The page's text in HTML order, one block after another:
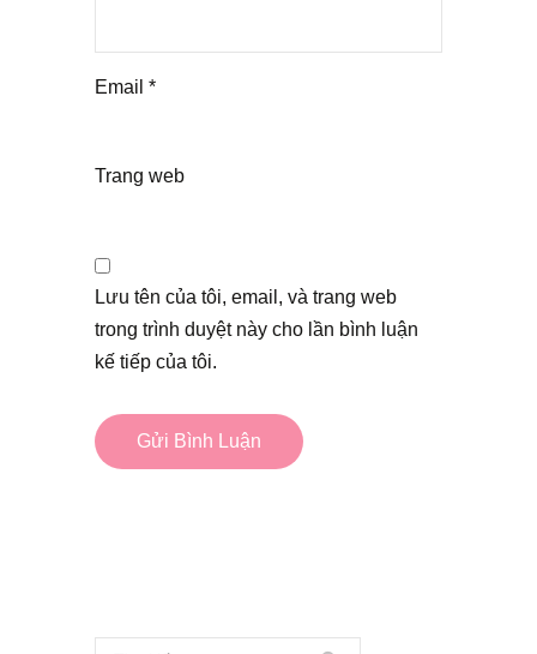
Email *
Trang web
Lưu tên của tôi, email, và trang web
trong trình duyệt này cho lần bình luận
kế tiếp của tôi.